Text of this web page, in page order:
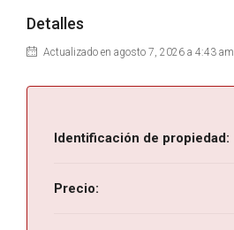
Detalles
Actualizado en agosto 7, 2026 a 4:43 am
Identificación de propiedad:
Precio: